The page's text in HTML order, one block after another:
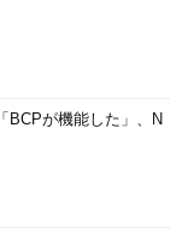
BCPが機能した」、N